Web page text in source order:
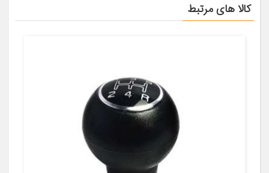
کالا های مرتبط